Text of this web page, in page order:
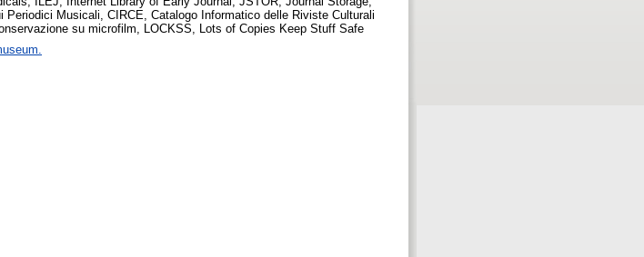
Musicali, CIRCE, Catalogo Informatico delle Riviste Culturali
su microfilm, LOCKSS, Lots of Copies Keep Stuff Safe